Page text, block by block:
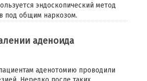
эндоскопический метод
под общим наркозом.
аденоида
аденотомию проводили